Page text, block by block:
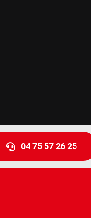
04 75 57 26 25